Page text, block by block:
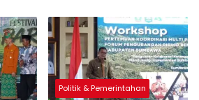
Politik & Pemerintahan